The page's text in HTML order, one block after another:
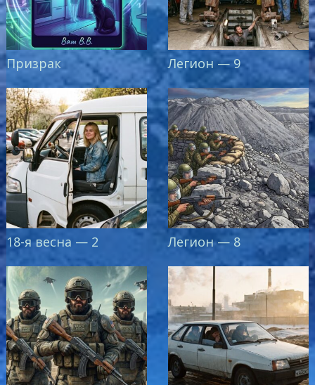
Призрак Легион — 9
18-я весна — 2 Легион — 8